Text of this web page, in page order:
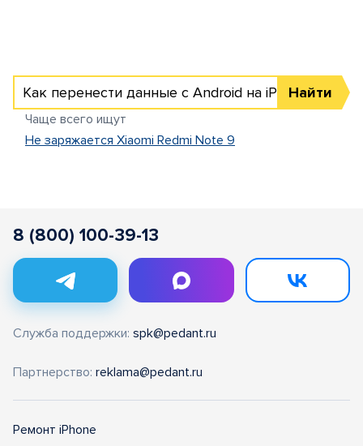
Как перенести данные с Android на iPhone
Чаще всего ищут
Найти
Не заряжается Xiaomi Redmi Note 9
8 (800) 100-39-13
Служба поддержки: spk@pedant.ru
Партнерство: reklama@pedant.ru
Ремонт iPhone